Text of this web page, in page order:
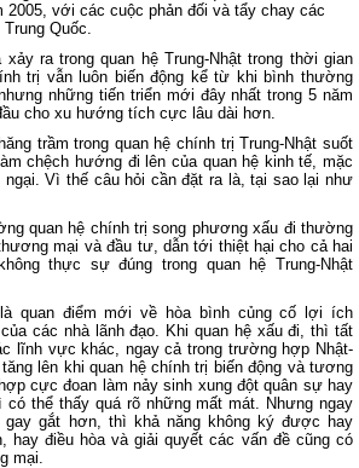
2005, với các cuộc phản đối và tẩy chay các
Quốc.
xảy ra trong quan hệ Trung-Nhật trong thời gian
trị vẫn luôn biến động kể từ khi bình thường
những tiến triển mới đây nhất trong 5 năm
cho xu hướng tích cực lâu dài hơn.
trầm trong quan hệ chính trị Trung-Nhật suốt
chệch hướng đi lên của quan hệ kinh tế, mặc
ngại. Vì thế câu hỏi cần đặt ra là, tại sao lại như
quan hệ chính trị song phương xấu đi thường
mại và đầu tư, dẫn tới thiệt hại cho cả hai
thực sự đúng trong quan hệ Trung-Nhật
quan điểm mới về hòa bình củng cố lợi ích
các nhà lãnh đạo. Khi quan hệ xấu đi, thì tất
lĩnh vực khác, ngay cả trong trường hợp Nhật-
lên khi quan hệ chính trị biến động và tương
cực đoan làm nảy sinh xung đột quân sự hay
thể thấy quá rõ những mất mát. Nhưng ngay
gắt hơn, thì khả năng không ký được hay
hay điều hòa và giải quyết các vấn đề cũng có
mại.